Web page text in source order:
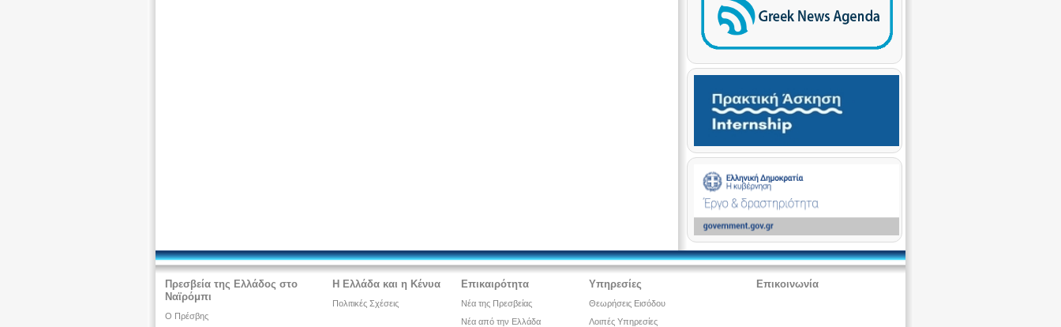
Πρεσβεία της Ελλάδος στο
Ναϊρόμπι
Ο Πρέσβης
Η Ελλάδα και η Κένυα
Πολιτικές Σχέσεις
Επικαιρότητα
Νέα της Πρεσβείας
Νέα από την Ελλάδα
Υπηρεσίες
Θεωρήσεις Εισόδου
Λοιπές Υπηρεσίες
Επικοινωνία